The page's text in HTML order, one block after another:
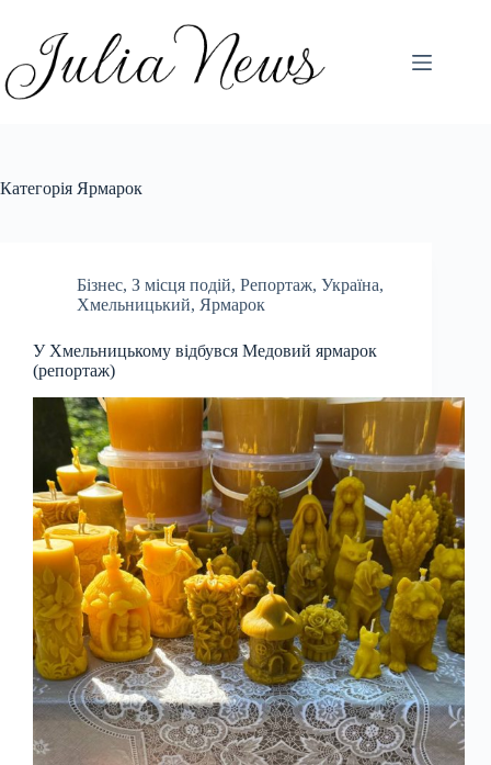
вмісту
Категорія Ярмарок
Бізнес, З місця подій, Репортаж, Україна,
Хмельницький, Ярмарок
У Хмельницькому відбувся Медовий ярмарок
(репортаж)